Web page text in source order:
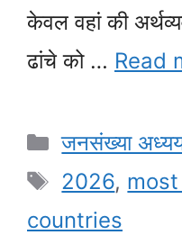
केवल वहां की
ढांचे को … Read
Categories
जनसंख्या
Tags
2026,
countries